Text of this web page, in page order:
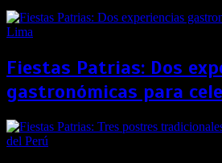
Fiestas Patrias: Dos
gastronómicas para